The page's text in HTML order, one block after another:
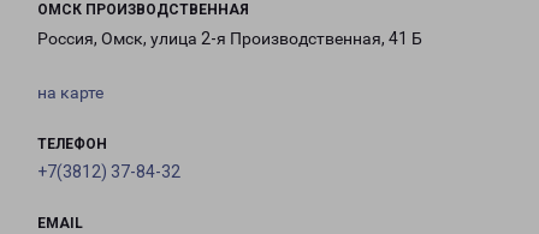
ОМСК ПРОИЗВОДСТВЕННАЯ
Россия, Омск, улица 2-я Производственная, 41 Б
на карте
ТЕЛЕФОН
+7(3812) 37-84-32
EMAIL